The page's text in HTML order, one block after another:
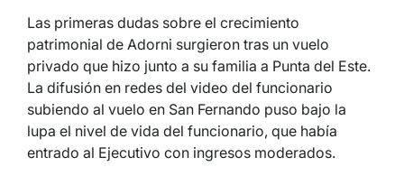
Las primeras dudas sobre el crecimiento
patrimonial de Adorni surgieron tras un vuelo
privado que hizo junto a su familia a Punta del Este.
La difusión en redes del video del funcionario
subiendo al vuelo en San Fernando puso bajo la
lupa el nivel de vida del funcionario, que había
entrado al Ejecutivo con ingresos moderados.